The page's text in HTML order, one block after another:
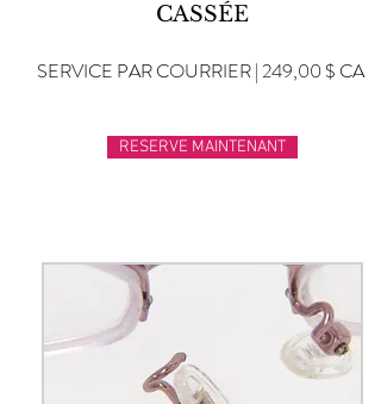
CASSÉE
SERVICE PAR COURRIER | 249,00 $ CA
RESERVE MAINTENANT